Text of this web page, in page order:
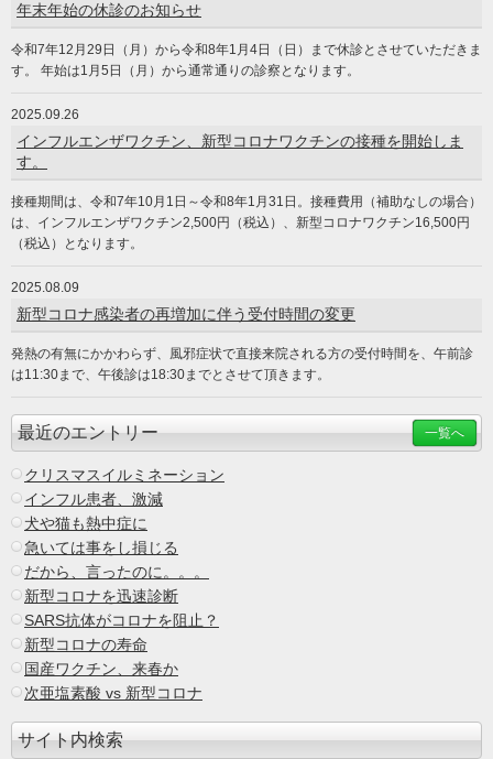
年末年始の休診のお知らせ
令和7年12月29日（月）から令和8年1月4日（日）まで休診とさせていただきま
す。 年始は1月5日（月）から通常通りの診察となります。
2025.09.26
インフルエンザワクチン、新型コロナワクチンの接種を開始しま
す。
接種期間は、令和7年10月1日～令和8年1月31日。接種費用（補助なしの場合）
は、インフルエンザワクチン2,500円（税込）、新型コロナワクチン16,500円
（税込）となります。
2025.08.09
新型コロナ感染者の再増加に伴う受付時間の変更
発熱の有無にかかわらず、風邪症状で直接来院される方の受付時間を、午前診
は11:30まで、午後診は18:30までとさせて頂きます。
最近のエントリー 一覧へ
クリスマスイルミネーション
インフル患者、激減
犬や猫も熱中症に
急いては事をし損じる
だから、言ったのに。。。
新型コロナを迅速診断
SARS抗体がコロナを阻止？
新型コロナの寿命
国産ワクチン、来春か
次亜塩素酸 vs 新型コロナ
サイト内検索